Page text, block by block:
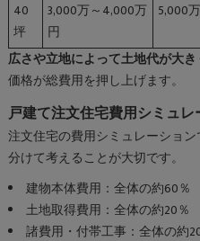
40
坪
3,000万～4,000万
円
5,000
広さや立地によって土地代が大
価格が総費用を押し上げます。
戸建て注文住宅費用シミュ
注文住宅の費用シミュレーショ
分けて考えることが大切です。
建物本体費用：全体の約60％
土地取得費用：全体の約20％
諸費用・付帯工事：全体の約